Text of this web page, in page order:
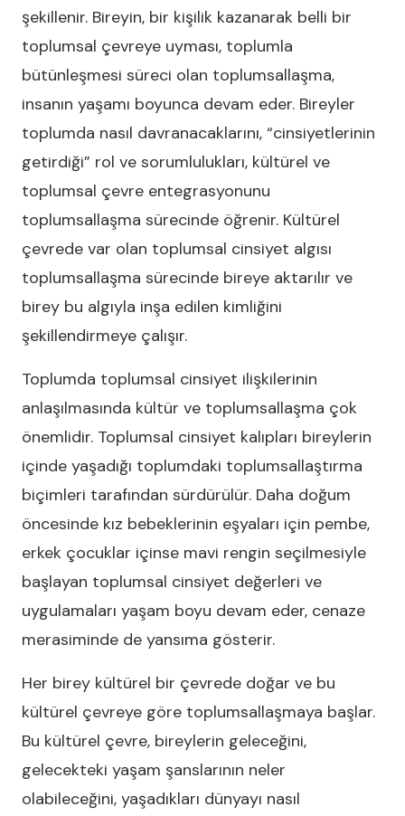
şekillenir. Bireyin, bir kişilik kazanarak belli bir
toplumsal çevreye uyması, toplumla
bütünleşmesi süreci olan toplumsallaşma,
insanın yaşamı boyunca devam eder. Bireyler
toplumda nasıl davranacaklarını, “cinsiyetlerinin
getirdiği” rol ve sorumlulukları, kültürel ve
toplumsal çevre entegrasyonunu
toplumsallaşma sürecinde öğrenir. Kültürel
çevrede var olan toplumsal cinsiyet algısı
toplumsallaşma sürecinde bireye aktarılır ve
birey bu algıyla inşa edilen kimliğini
şekillendirmeye çalışır.
Toplumda toplumsal cinsiyet ilişkilerinin
anlaşılmasında kültür ve toplumsallaşma çok
önemlidir. Toplumsal cinsiyet kalıpları bireylerin
içinde yaşadığı toplumdaki toplumsallaştırma
biçimleri tarafından sürdürülür. Daha doğum
öncesinde kız bebeklerinin eşyaları için pembe,
erkek çocuklar içinse mavi rengin seçilmesiyle
başlayan toplumsal cinsiyet değerleri ve
uygulamaları yaşam boyu devam eder, cenaze
merasiminde de yansıma gösterir.
Her birey kültürel bir çevrede doğar ve bu
kültürel çevreye göre toplumsallaşmaya başlar.
Bu kültürel çevre, bireylerin geleceğini,
gelecekteki yaşam şanslarının neler
olabileceğini, yaşadıkları dünyayı nasıl